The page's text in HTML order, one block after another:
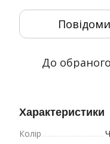
До обраного
Характеристики
Колір